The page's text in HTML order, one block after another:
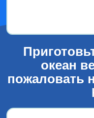
океан
пожаловать